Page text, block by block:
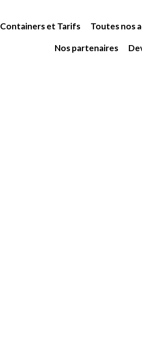
Containers et Tarifs Toutes nos
Nos partenaires